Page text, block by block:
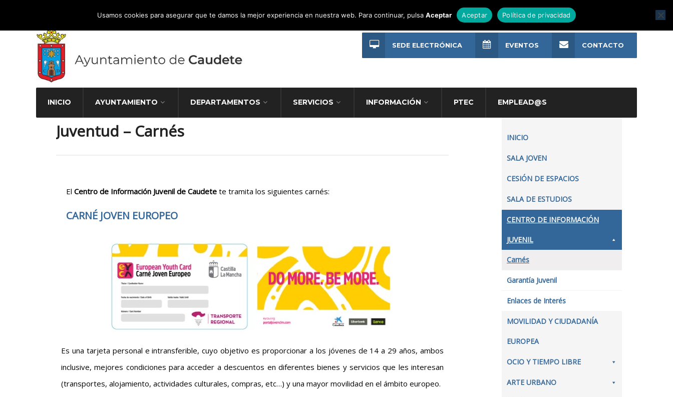
Atención Ciudadana 965 827 000
INICIO AYUNTAMIENTO DEPARTAMENTOS SERVICIOS INFORMACIÓN PTEC EMPLEAD@S
SEDE ELECTRÓNICA EVENTOS CONTACTO
Juventud – Carnés
El Centro de Información Juvenil de Caudete te tramita los siguientes carnés:
CARNÉ JOVEN EUROPEO
Es una tarjeta personal e intransferible, cuyo objetivo es proporcionar a los jóvenes de 14 a 29 años, ambos
inclusive, mejores condiciones para acceder a descuentos en diferentes bienes y servicios que les interesan
(transportes, alojamiento, actividades culturales, compras, etc…) y una mayor movilidad en el ámbito europeo.
INICIO
SALA JOVEN
CESIÓN DE ESPACIOS
SALA DE ESTUDIOS
CENTRO DE INFORMACIÓN
JUVENIL
Carnés
Garantía Juvenil
Enlaces de Interés
MOVILIDAD Y CIUDADANÍA
EUROPEA
OCIO Y TIEMPO LIBRE
ARTE URBANO
Usamos cookies para asegurar que te damos la mejor experiencia en nuestra web. Para continuar, pulsaAceptar Aceptar Política de privacidad